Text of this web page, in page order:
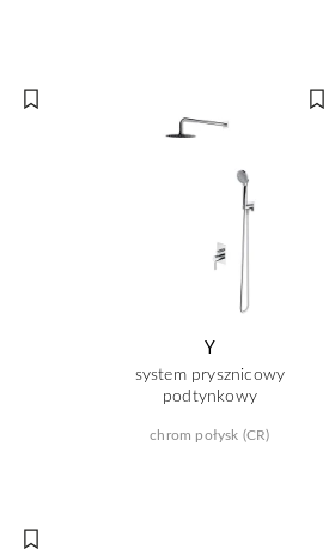
Y
system prysznicowy
podtynkowy
chrom połysk (CR)